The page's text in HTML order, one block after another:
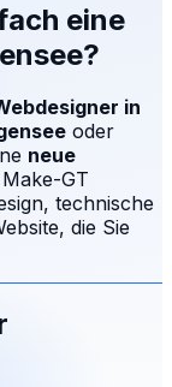
eine
?
in
oder
neue
GT
technische
die Sie